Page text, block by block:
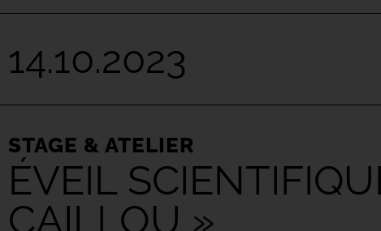
14.10.2023
STAGE & ATELIER
ÉVEIL
CAILLOU »